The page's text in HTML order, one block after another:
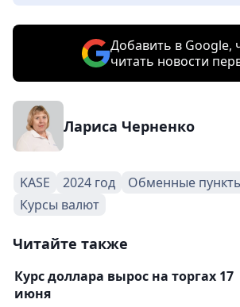
Добавить в Google,
читать новости
Лариса Черненко
KASE 2024 год
Обменные
Курсы валют
Читайте также
Курс доллара вырос на торгах 17
июня